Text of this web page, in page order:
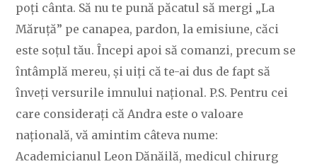
poți cânta. Să nu te pună păcatul să mergi „La
Măruță” pe canapea, pardon, la emisiune, căci
este soțul tău. Începi apoi să comanzi, precum se
întâmplă mereu, și uiți că te-ai dus de fapt să
înveți versurile imnului național. P.S. Pentru cei
care considerați că Andra este o valoare
națională, vă amintim câteva nume:
Academicianul Leon Dănăilă, medicul chirurg